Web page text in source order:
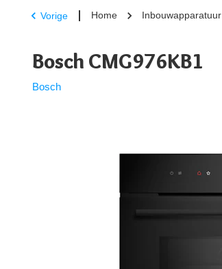
Vorige Home Inbouwapparatuur
Bosch CMG976KB1
Bosch